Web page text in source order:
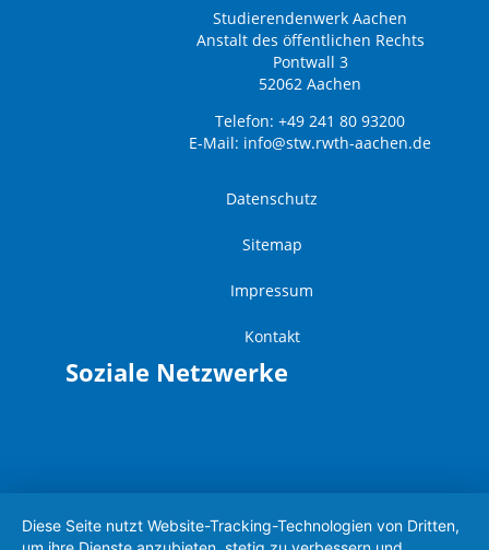
Studierendenwerk Aachen
Anstalt des öffentlichen Rechts
Pontwall 3
52062 Aachen
Telefon: +49 241 80 93200
E-Mail: info@stw.rwth-aachen.de
Datenschutz
Sitemap
Impressum
Kontakt
Soziale Netzwerke
Diese Seite nutzt Website-Tracking-Technologien von Dritten,